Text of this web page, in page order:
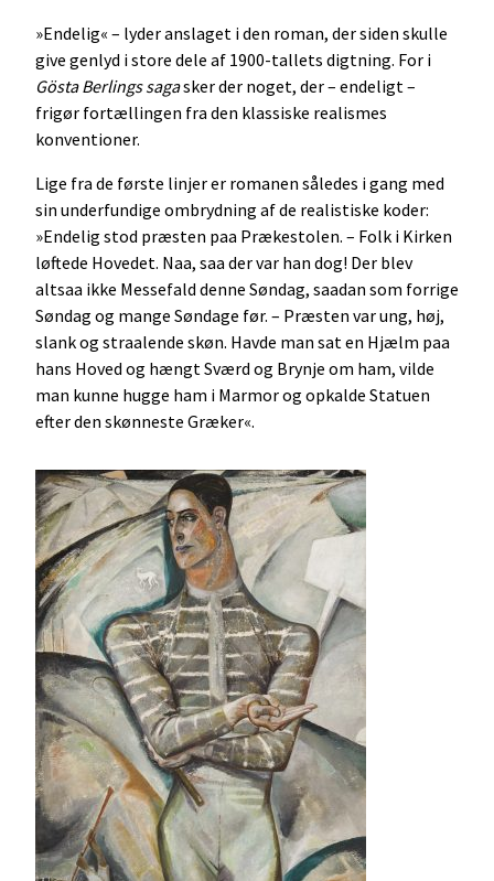
»Endelig« – lyder anslaget i den roman, der siden skulle
give genlyd i store dele af 1900-tallets digtning. For i
Gösta Berlings sagasker der noget, der – endeligt –
frigør fortællingen fra den klassiske realismes
konventioner.
Lige fra de første linjer er romanen således i gang med
sin underfundige ombrydning af de realistiske koder:
»Endelig stod præsten paa Prækestolen. – Folk i Kirken
løftede Hovedet. Naa, saa der var han dog! Der blev
altsaa ikke Messefald denne Søndag, saadan som forrige
Søndag og mange Søndage før. – Præsten var ung, høj,
slank og straalende skøn. Havde man sat en Hjælm paa
hans Hoved og hængt Sværd og Brynje om ham, vilde
man kunne hugge ham i Marmor og opkalde Statuen
efter den skønneste Græker«.